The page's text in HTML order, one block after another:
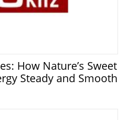
How Nature’s Sweet
Steady and Smooth